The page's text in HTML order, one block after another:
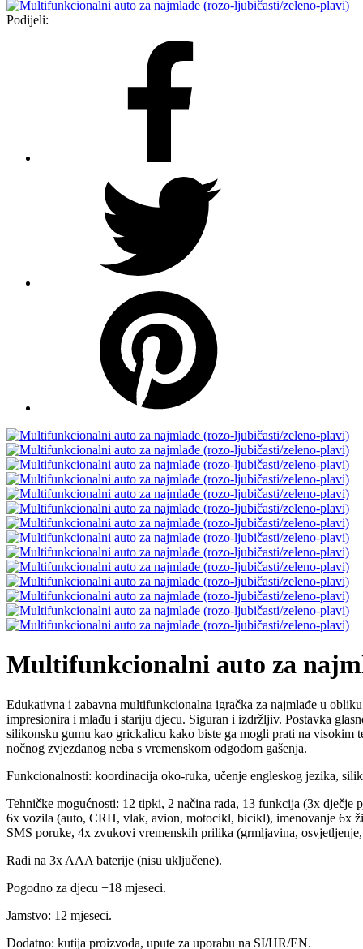
Podijeli:
Multifunkcionalni auto za
Edukativna i zabavna multifunkcionalna igračka za najmlađe u
impresionira i mlađu i stariju djecu. Siguran i izdržljiv. Postavka
silikonsku gumu kao grickalicu kako biste ga mogli prati na visokim
nočnog zvjezdanog neba s vremenskom odgodom gašenja.
Funkcionalnosti: koordinacija oko-ruka, učenje engleskog jezika,
Tehničke mogućnosti: 12 tipki, 2 načina rada, 13 funkcija (3x dječje
6x vozila (auto, CRH, vlak, avion, motocikl, bicikl), imenovanje 6x
SMS poruke, 4x zvukovi vremenskih prilika (grmljavina,
Radi na 3x AAA baterije (nisu uključene).
Pogodno za djecu +18 mjeseci.
Jamstvo: 12 mjeseci.
Dodatno: kutija proizvoda, upute za uporabu na SI/HR/EN.